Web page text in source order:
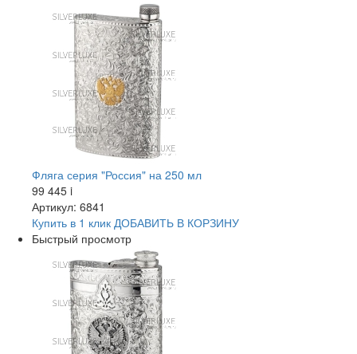
Фляга серия "Россия" на 250 мл
99 445 i
Артикул: 6841
Купить в 1 клик ДОБАВИТЬ В КОРЗИНУ
Быстрый просмотр